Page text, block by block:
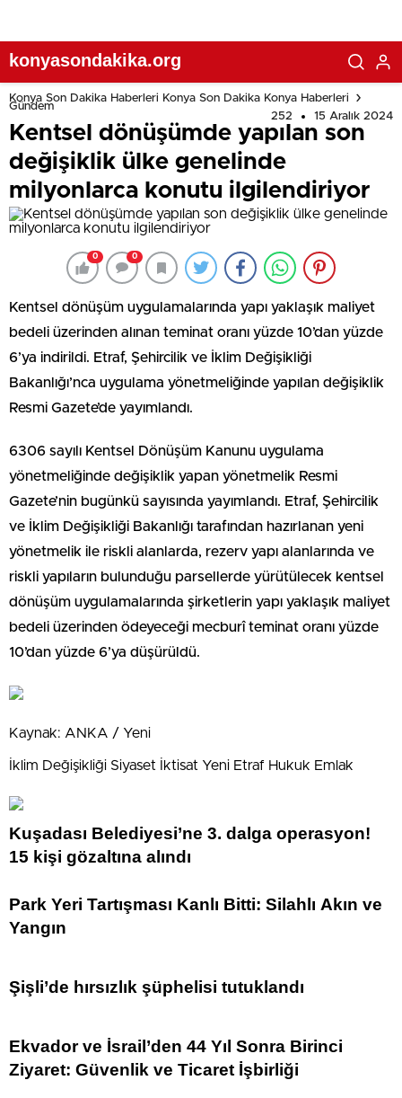
konyasondakika.org
Konya Son Dakika Haberleri Konya Son Dakika Konya Haberleri
Gündem
252
15 Aralık 2024
Kentsel dönüşümde yapılan son
değişiklik ülke genelinde
milyonlarca konutu ilgilendiriyor
0 0
Kentsel dönüşüm uygulamalarında yapı yaklaşık maliyet
bedeli üzerinden alınan teminat oranı yüzde 10’dan yüzde
6’ya indirildi. Etraf, Şehircilik ve İklim Değişikliği
Bakanlığı’nca uygulama yönetmeliğinde yapılan değişiklik
Resmi Gazete’de yayımlandı.
6306 sayılı Kentsel Dönüşüm Kanunu uygulama
yönetmeliğinde değişiklik yapan yönetmelik Resmi
Gazete’nin bugünkü sayısında yayımlandı. Etraf, Şehircilik
ve İklim Değişikliği Bakanlığı tarafından hazırlanan yeni
yönetmelik ile riskli alanlarda, rezerv yapı alanlarında ve
riskli yapıların bulunduğu parsellerde yürütülecek kentsel
dönüşüm uygulamalarında şirketlerin yapı yaklaşık maliyet
bedeli üzerinden ödeyeceği mecburî teminat oranı yüzde
10’dan yüzde 6’ya düşürüldü.
Kaynak: ANKA / Yeni
İklim Değişikliği Siyaset İktisat Yeni Etraf Hukuk Emlak
Kuşadası Belediyesi’ne 3. dalga operasyon!
15 kişi gözaltına alındı
Park Yeri Tartışması Kanlı Bitti: Silahlı Akın ve
Yangın
Şişli’de hırsızlık şüphelisi tutuklandı
Ekvador ve İsrail’den 44 Yıl Sonra Birinci
Ziyaret: Güvenlik ve Ticaret İşbirliği